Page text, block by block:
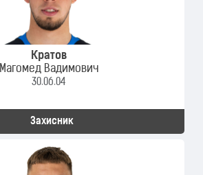
Кратов
Магомед Вадимович
30.06.04
Захисник